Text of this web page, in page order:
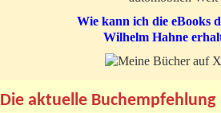
Wie kann ich die eBooks
Wilhelm Hahne
Die aktuelle Buchempfehlung